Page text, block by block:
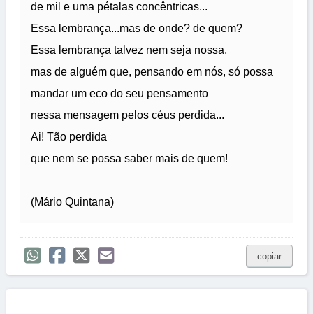
de mil e uma pétalas concêntricas...
Essa lembrança...mas de onde? de quem?
Essa lembrança talvez nem seja nossa,
mas de alguém que, pensando em nós, só possa
mandar um eco do seu pensamento
nessa mensagem pelos céus perdida...
Ai! Tão perdida
que nem se possa saber mais de quem!
(Mário Quintana)
copiar